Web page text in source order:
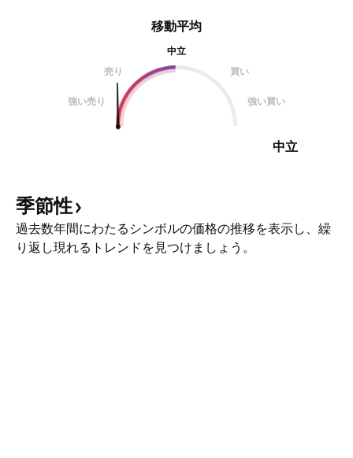
移動平均
中立
売り
買い
強い売り 強い買い
中立
季節性
過去数年間にわたるシンボルの価格の推移を表示し、繰
り返し現れるトレンドを見つけましょう。